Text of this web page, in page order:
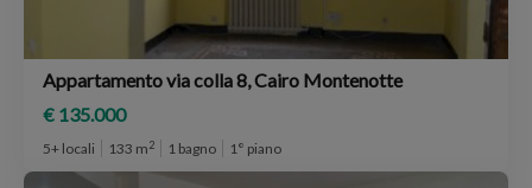
Appartamento via colla 8, Cairo Montenotte
€ 135.000
5+ locali 133 m2 1 bagno 1° piano